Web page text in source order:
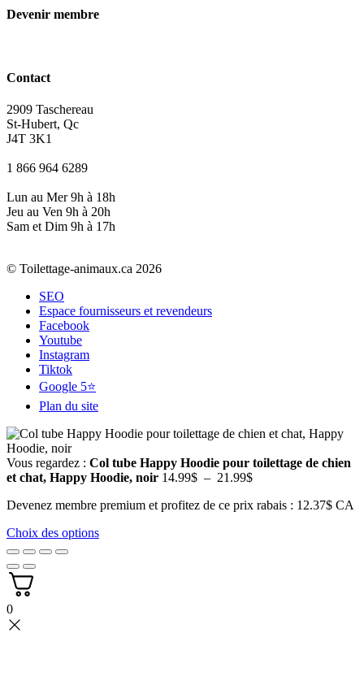
Devenir membre
Contact
2909 Taschereau
St-Hubert, Qc
J4T 3K1
1 866 964 6289
Lun au Mer 9h à 18h
Jeu au Ven 9h à 20h
Sam et Dim 9h à 17h
© Toilettage-animaux.ca 2026
SEO
Espace fournisseurs et revendeurs
Facebook
Youtube
Instagram
Tiktok
Google 5⭐
Plan du site
Vous regardez : Col tube Happy Hoodie pour toilettage de chien
et chat, Happy Hoodie, noir 14.99$ – 21.99$Plage
prix :
Devenez membre premium et profitez de ce prix rabais : 12.37$ CA
Choix des options
0